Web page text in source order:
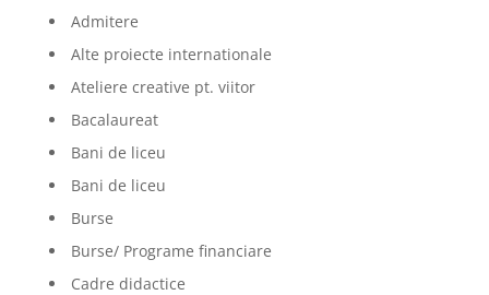
Admitere
Alte proiecte internationale
Ateliere creative pt. viitor
Bacalaureat
Bani de liceu
Bani de liceu
Burse
Burse/ Programe financiare
Cadre didactice